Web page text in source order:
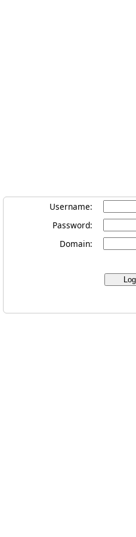
Username:
Password:
Domain: